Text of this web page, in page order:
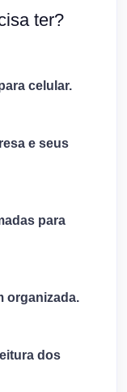
ter?
celular.
e seus
para
organizada.
dos